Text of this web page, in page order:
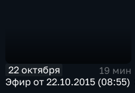
22 октября
19 мин
Эфир от 22.10.2015 (08:55)